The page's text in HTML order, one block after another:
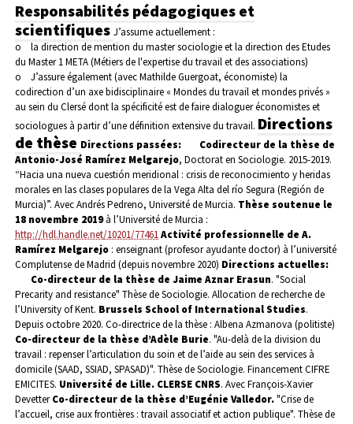
Responsabilités pédagogiques et
scientifiques J’assume actuellement :
o la direction de mention du master sociologie et la direction des Etudes
du Master 1 META (Métiers de l'expertise du travail et des associations)
o J’assure également (avec Mathilde Guergoat, économiste) la
codirection d’un axe bidisciplinaire « Mondes du travail et mondes privés »
au sein du Clersé dont la spécificité est de faire dialoguer économistes et
sociologues à partir d’une définition extensive du travail. Directions
de thèse Directions passées:
Codirecteur de la thèse de
Antonio-José Ramírez Melgarejo, Doctorat en Sociologie. 2015-2019.
“Hacia una nueva cuestión meridional : crisis de reconocimiento y heridas
morales en las clases populares de la Vega Alta del río Segura (Región de
Murcia)”. Avec Andrés Pedreno, Université de Murcia. Thèse soutenue le
18 novembre 2019à l’Université de Murcia :
http://hdl.handle.net/10201/77461Activité professionnelle de A.
Ramírez Melgarejo : enseignant (profesor ayudante doctor) à l’université
Complutense de Madrid (depuis novembre 2020) Directions actuelles:
Co-directeur de la thèse de Jaime Aznar Erasun. "Social
Precarity and resistance" Thèse de Sociologie. Allocation de recherche de
l’University of Kent. Brussels School of International Studies.
Depuis octobre 2020. Co-directrice de la thèse : Albena Azmanova (politiste)
Co-directeur de la thèse d’Adèle Burie. "Au-delà de la division du
travail : repenser l’articulation du soin et de l’aide au sein des services à
domicile (SAAD, SSIAD, SPASAD)". Thèse de Sociologie. Financement CIFRE
EMICITES. Université de Lille. CLERSE CNRS. Avec François-Xavier
Devetter Co-directeur de la thèse d’Eugénie Valledor."Crise de
l’accueil, crise aux frontières : travail associatif et action publique". Thèse de